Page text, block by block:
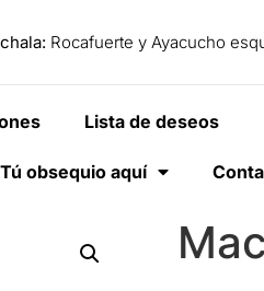
Rocafuerte y Ayacucho
Lista de deseos
Tú obsequio aquí